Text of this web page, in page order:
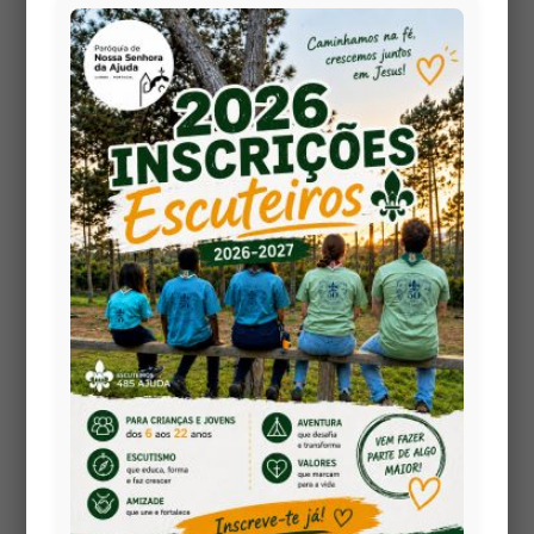
Festival das Sopas 2026:
Um Sucesso de Sabores